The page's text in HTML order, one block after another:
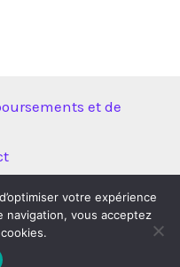
et de
parThème WordPress
votre expérience
vous acceptez